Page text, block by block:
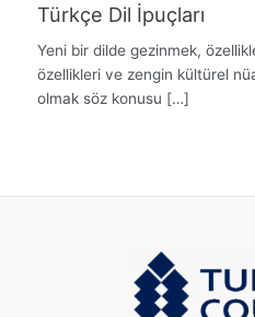
Türkçe Dil İpuçları
Yeni bir dilde gezinmek,
özellikleri ve zengin kültürel
olmak söz konusu […]